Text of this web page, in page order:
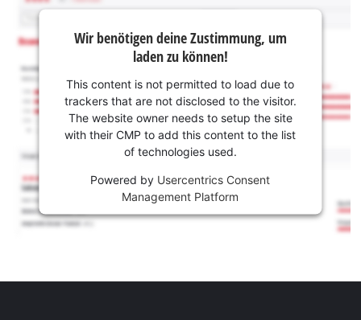
Wir benötigen deine Zustimmung, um
laden zu können!
This content is not permitted to load due to
trackers that are not disclosed to the visitor.
The website owner needs to setup the site
with their CMP to add this content to the list
of technologies used.
Powered by Usercentrics Consent
Management Platform